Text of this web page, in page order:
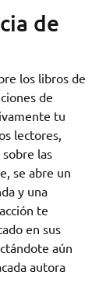
de
los libros de
de
tu
lectores,
las
se abre un
y una
te
en sus
aún
autora